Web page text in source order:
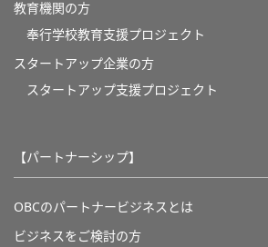
教育機関の方
奉⾏学校教育⽀援プロジェクト
スタートアップ企業の方
スタートアップ支援プロジェクト
【パートナーシップ】
OBCのパートナービジネスとは
ビジネスをご検討の方